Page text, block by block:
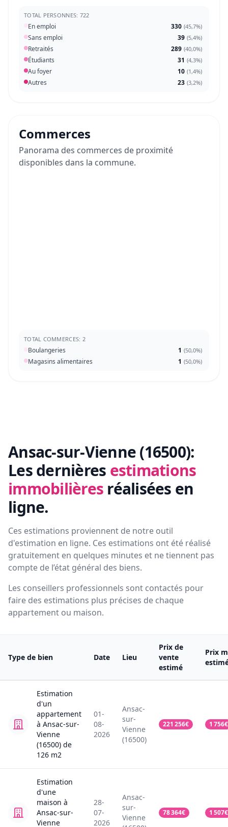
TOTAL PERSONNES: 722
En emploi 330 (45,7%)
Sans emploi 39 (5,4%)
Retraités 289 (40,0%)
Étudiants 31 (4,3%)
Au foyer 10 (1,4%)
Autres 23 (3,2%)
Commerces
Panorama des commerces de proximité
disponibles dans la commune.
TOTAL COMMERCES: 2
Boulangeries 1 (50,0%)
Magasins alimentaires 1 (50,0%)
Ansac-sur-Vienne (16500):
Les dernières estimations
immobilières réalisées en
ligne.
Ces estimations proviennent de notre outil
d'estimation en ligne. Ces estimations ont été réalisé
gratuitement en quelques minutes et ne tiennent pas
compte de l’état général des biens.
Les conseillers professionnels sont contactés pour
faire des estimations plus précises de chaque
appartement ou maison.
Type de bien Date Lieu
Prix de
vente
estimé
Prix
Estimation
d'un
appartement
à Ansac-sur-
Vienne
(16500) de
126 m2
01-
08-
2026
Ansac-
sur-
Vienne
(16500)
221 256€ 1 756€
Estimation
d'une
maison à
Ansac-sur-
Vienne
28-
07-
2026
Ansac-
sur-
Vienne
78 364€ 1 507€